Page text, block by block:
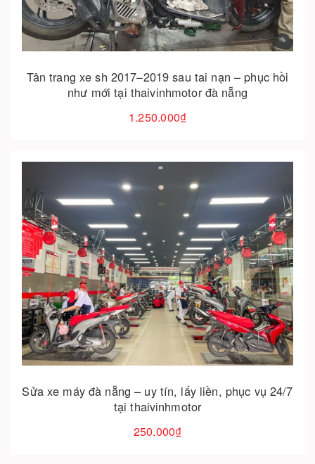
Tân trang xe sh 2017–2019 sau tai nạn – phục hồi
như mới tại thaivinhmotor đà nẵng
1.250.000₫
Sửa xe máy đà nẵng – uy tín, lấy liền, phục vụ 24/7
tại thaivinhmotor
250.000₫
Cho vào giỏ hàng